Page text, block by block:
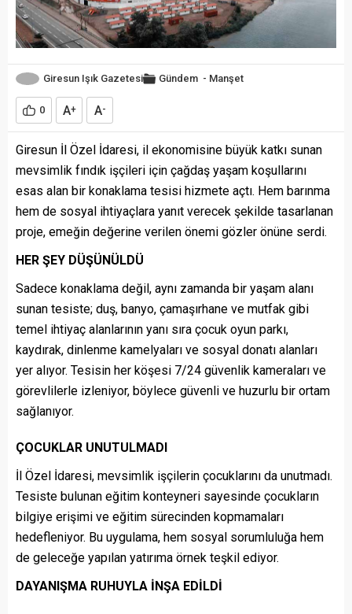
Giresun Işık Gazetesi Gündem - Manşet
0 A+ A-
Giresun İl Özel İdaresi, il ekonomisine büyük katkı sunan
mevsimlik fındık işçileri için çağdaş yaşam koşullarını
esas alan bir konaklama tesisi hizmete açtı. Hem barınma
hem de sosyal ihtiyaçlara yanıt verecek şekilde tasarlanan
proje, emeğin değerine verilen önemi gözler önüne serdi.
HER ŞEY DÜŞÜNÜLDÜ
Sadece konaklama değil, aynı zamanda bir yaşam alanı
sunan tesiste; duş, banyo, çamaşırhane ve mutfak gibi
temel ihtiyaç alanlarının yanı sıra çocuk oyun parkı,
kaydırak, dinlenme kamelyaları ve sosyal donatı alanları
yer alıyor. Tesisin her köşesi 7/24 güvenlik kameraları ve
görevlilerle izleniyor, böylece güvenli ve huzurlu bir ortam
sağlanıyor.
ÇOCUKLAR UNUTULMADI
İl Özel İdaresi, mevsimlik işçilerin çocuklarını da unutmadı.
Tesiste bulunan eğitim konteyneri sayesinde çocukların
bilgiye erişimi ve eğitim sürecinden kopmamaları
hedefleniyor. Bu uygulama, hem sosyal sorumluluğa hem
de geleceğe yapılan yatırıma örnek teşkil ediyor.
DAYANIŞMA RUHUYLA İNŞA EDİLDİ